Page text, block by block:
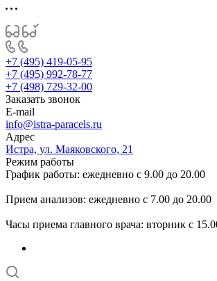
+7 (495) 419-05-95
+7 (495) 992-78-77
+7 (498) 729-32-00
Заказать звонок
E-mail
info@istra-paracels.ru
Адрес
Истра, ул. Маяковского, 21
Режим работы
График работы: ежедневно с 9.00 до 20.00
Прием анализов: ежедневно с 7.00 до 20.00
Часы приема главного врача: вторник с